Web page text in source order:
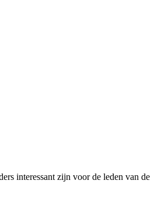
interessant zijn voor de leden van de